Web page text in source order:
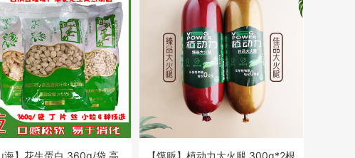
海】花生蛋白 360g/袋 高
【馍贩】植动力大火腿 300g*2根